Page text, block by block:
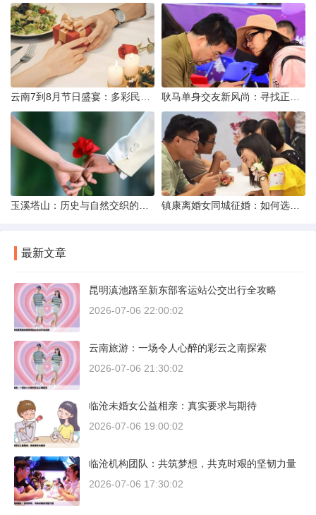
最新文章
昆明滇池路至新东部客运站公交出行全攻略
2026-07-06 22:00:02
云南旅游：一场令人心醉的彩云之南探索
2026-07-06 21:30:02
临沧未婚女公益相亲：真实要求与期待
2026-07-06 19:00:02
临沧机构团队：共筑梦想，共克时艰的坚韧力量
2026-07-06 17:30:02